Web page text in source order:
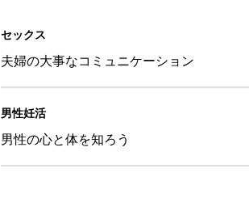
セックス
夫婦の大事なコミュニケーション
男性妊活
男性の心と体を知ろう